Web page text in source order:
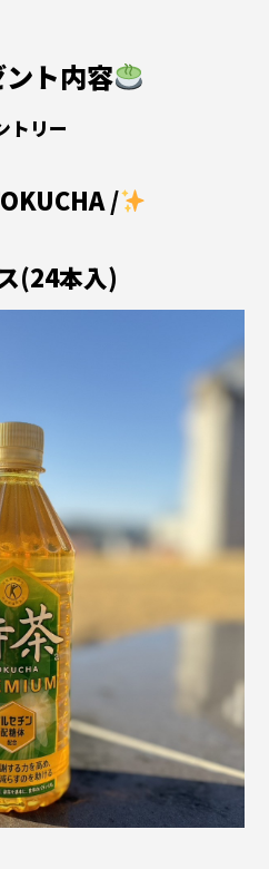
ト内容
トリー
/
(24本入)